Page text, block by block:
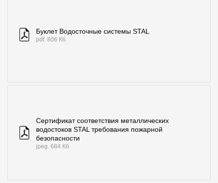
Буклет Водосточные системы STAL
pdf. 806 Кб
Сертификат соответствия металлических
водостоков STAL требования пожарной
безопасности
jpeg. 684 Кб